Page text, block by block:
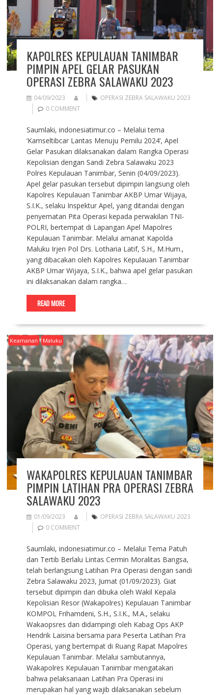
KAPOLRES KEPULAUAN TANIMBAR
PIMPIN APEL GELAR PASUKAN
OPERASI ZEBRA SALAWAKU 2023
04/09/2023
OPERASI ZEBRA SALAWAKU 2023
0 COMMENT
Saumlaki, indonesiatimur.co – Melalui tema
‘Kamseltibcar Lantas Menuju Pemilu 2024’, Apel
Gelar Pasukan dilaksanakan dalam Rangka Operasi
Kepolisian dengan Sandi Zebra Salawaku 2023
Polres Kepulauan Tanimbar, Senin (04/09/2023).
Apel gelar pasukan tersebut dipimpin langsung oleh
Kapolres Kepulauan Tanimbar AKBP Umar Wijaya,
S.I.K., selaku Inspektur Apel, yang ditandai dengan
penyematan Pita Operasi kepada perwakilan TNI-
POLRI, bertempat di Lapangan Apel Mapolres
Kepulauan Tanimbar. Melalui amanat Kapolda
Maluku Irjen Pol Drs. Lotharia Latif, S.H., M.Hum.,
yang dibacakan oleh Kapolres Kepulauan Tanimbar
AKBP Umar Wijaya, S.I.K., bahwa apel gelar pasukan
ini dilaksanakan dalam rangka…
READ MORE
Keamanan Maluku
WAKAPOLRES KEPULAUAN TANIMBAR
PIMPIN LATIHAN PRA OPERASI ZEBRA
SALAWAKU 2023
01/09/2023
OPERASI ZEBRA SALAWAKU 2023
0 COMMENT
Saumlaki, indonesiatimur.co – Melalui Tema Patuh
dan Tertib Berlalu Lintas Cermin Moralitas Bangsa,
telah berlangsung Latihan Pra Operasi dengan sandi
Zebra Salawaku 2023, Jumat (01/09/2023). Giat
tersebut dipimpin dan dibuka oleh Wakil Kepala
Kepolisian Resor (Wakapolres) Kepulauan Tanimbar
KOMPOL Frihamdeni, S.H., S.I.K., M.A., selaku
Wakaopsres dan didampingi oleh Kabag Ops AKP
Hendrik Laisina bersama para Peserta Latihan Pra
Operasi, yang bertempat di Ruang Rapat Mapolres
Kepulauan Tanimbar. Melalui sambutannya,
Wakapolres Kepulauan Tanimbar mengatakan
bahwa pelaksanaan Latihan Pra Operasi ini
merupakan hal yang wajib dilaksanakan sebelum